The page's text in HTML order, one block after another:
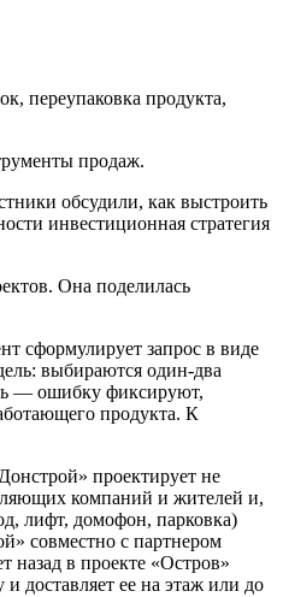
переупаковка продукта,
продаж.
обсудили, как выстроить
инвестиционная стратегия
Она поделилась
сформулирует запрос в виде
выбираются один-два
— ошибку фиксируют,
продукта. К
проектирует не
компаний и жителей и,
лифт, домофон, парковка)
совместно с партнером
назад в проекте «Остров»
доставляет ее на этаж или до